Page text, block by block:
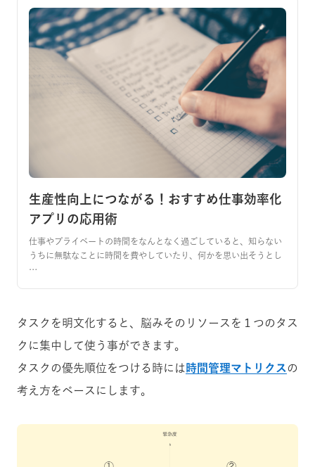
生産性向上につながる！おすすめ仕事効率化
アプリの応用術
仕事やプライベートの時間をなんとなく過ごしていると、知らない
うちに無駄なことに時間を費やしていたり、何かを思い出そうとし
…
タスクを明文化すると、脳みそのリソースを１つのタス
クに集中して使う事ができます。
タスクの優先順位をつける時には 時間管理マトリクスの
考え方をベースにします。